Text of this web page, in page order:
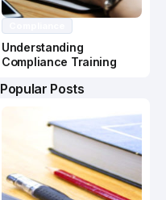
Understanding
Compliance Training
Popular Posts